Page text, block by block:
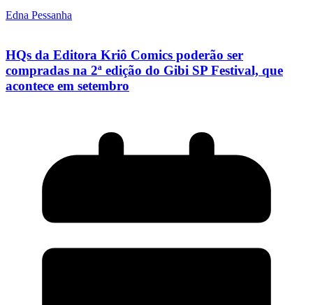
Edna Pessanha
HQs da Editora Kriô Comics poderão ser
compradas na 2ª edição do Gibi SP Festival, que
acontece em setembro